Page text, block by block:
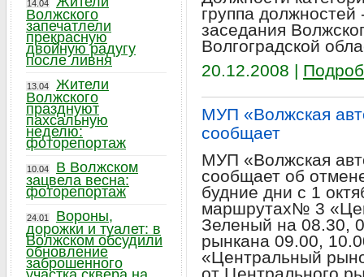
группа должностей
заседания
Волгоградской
20.12.2008 |
МУП «Волжская
сообщает
МУП «Волжская
сообщает об
будние дни с 1
маршрутах№ 3
Зеленый на 08.30,
рынкана 09.00,
«Центральный
14.04
Волжского
запечатлели
прекрасную
двойную радугу
после ливня
13.04
Жители
Волжского
празднуют
пахсальную
неделю:
фоторепортаж
10.04
В Волжском
зацвела весна:
фоторепортаж
24.01
Вороны,
дорожки и туалет: в
Волжском обсудили
обновление
заброшенного